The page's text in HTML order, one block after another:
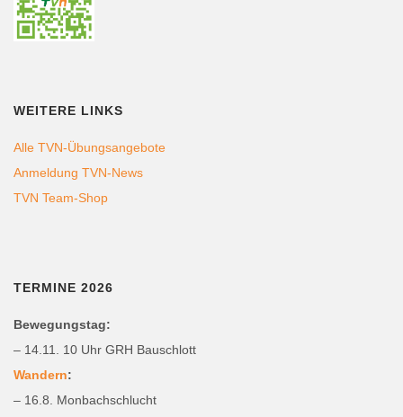
WEITERE LINKS
Alle TVN-Übungsangebote
Anmeldung TVN-News
TVN Team-Shop
TERMINE 2026
Bewegungstag:
– 14.11. 10 Uhr GRH Bauschlott
Wandern:
– 16.8. Monbachschlucht